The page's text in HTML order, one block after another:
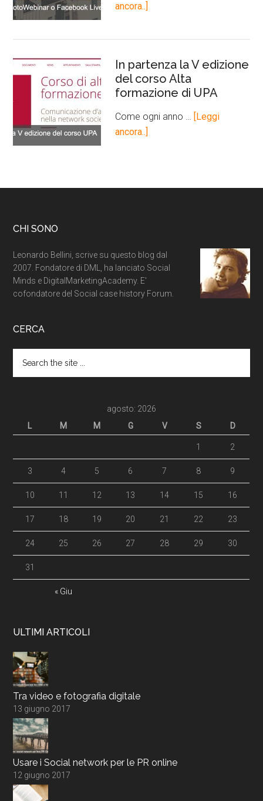
ancora..]
In partenza la V edizione
del corso Alta
formazione di UPA
Come ogni anno …
[Leggi
ancora..]
CHI SONO
Leonardo Bellini, scrive su questo blog dal
2007. Fondatore di DML, ha lanciato Social
Minds e DigitalMarketingAcademy. E'
cofondatore del Social case history Forum.
CERCA
agosto: 2026
L
M M G V S D
« Giu
1 2
3 4 5 6 7 8 9
10 11 12 13 14 15 16
17 18 19 20 21 22 23
24 25 26 27 28 29 30
31
ULTIMI ARTICOLI
Tra video e fotografia digitale
13 giugno 2017
Usare i Social network per le PR online
12 giugno 2017